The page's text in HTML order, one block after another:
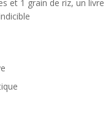
et 1 grain de riz, un livre